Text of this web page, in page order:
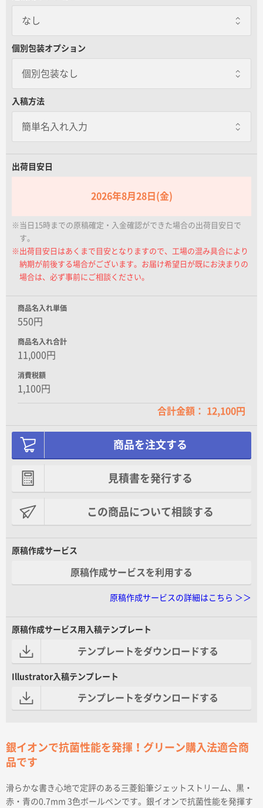
名入れグループサイト
なし
一本あたり+150.00円
オプション対応不可
個別包装オプション
個別包装なし
一本あたり+15.00円 / 3日出荷
ボールペン1本が入る透明な袋にお入れ
熨斗箱封入
ボールペン1本が入る熨斗の箱です。名
無地箱封入
一本あたり+18.00円 / 3日出荷
ボールペン1本が入る無地の箱です。
入稿方法
出荷目安日
2026年8月28日(金)
※当日15時までの原稿確定・入金確認ができた場合の出荷目安日で
す。
※出荷目安日はあくまで目安となりますので、工場の混み具合により
納期が前後する場合がございます。お届け希望日が既にお決まりの
場合は、必ず事前にご相談ください。
商品名入れ単価
550円
商品名入れ合計
11,000円
消費税額
1,100円
合計金額： 12,100円
商品を注文する
見積書を発行する
この商品について相談する
原稿作成サービス
原稿作成サービスを利用する
原稿作成サービスの詳細はこちら ＞＞
原稿作成サービス用入稿テンプレート
テンプレートをダウンロードする
Illustrator入稿テンプレート
テンプレートをダウンロードする
銀イオンで抗菌性能を発揮！グリーン購入法適合商
品です
滑らかな書き心地で定評のある三菱鉛筆ジェットストリーム、黒・
赤・青の0.7mm 3色ボールペンです。銀イオンで抗菌性能を発揮す